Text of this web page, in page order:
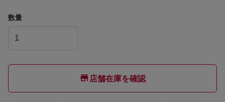
数量
店舗在庫を確認